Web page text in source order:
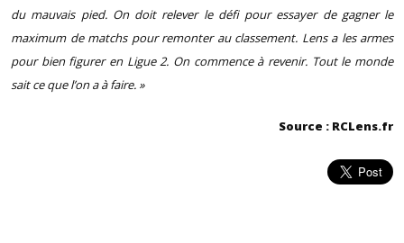
du mauvais pied. On doit relever le défi pour essayer de gagner le
maximum de matchs pour remonter au classement. Lens a les armes
pour bien figurer en Ligue 2. On commence à revenir. Tout le monde
sait ce que l’on a à faire. »
Source : RCLens.fr